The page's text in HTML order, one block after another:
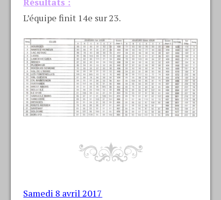
L’équipe finit 14e sur 23.
Samedi 8 avril 2017